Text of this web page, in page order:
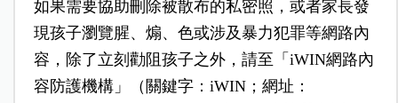
如果需要協助刪除被散布的私密照，或者家長發
現孩子瀏覽腥、煽、色或涉及暴力犯罪等網路內
容，除了立刻勸阻孩子之外，請至「iWIN網路內
容防護機構」（關鍵字：iWIN；網址：